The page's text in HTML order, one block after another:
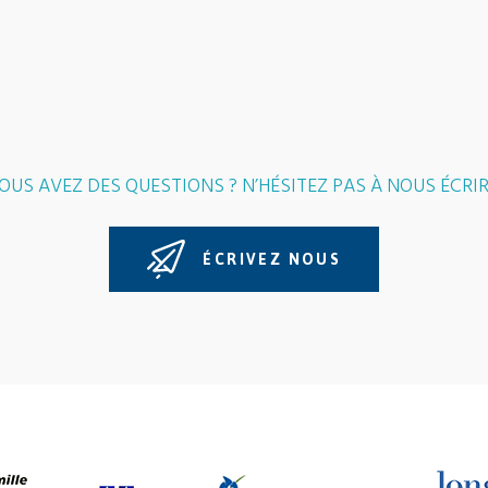
AVEZ DES QUESTIONS ? N’HÉSITEZ PAS À NOUS
ÉCRIVEZ NOUS